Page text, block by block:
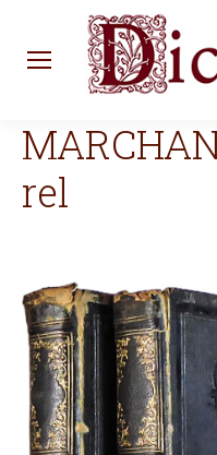
rel